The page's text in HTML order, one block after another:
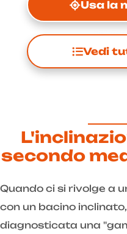
Usa la
Vedi
secondo
Quando ci si rivolge a
con un bacino
diagnosticata una